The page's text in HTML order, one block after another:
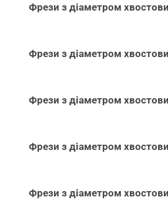
Фрези з діаметром
Фрези з діаметром
Фрези з діаметром
Фрези з діаметром
Фрези з діаметром